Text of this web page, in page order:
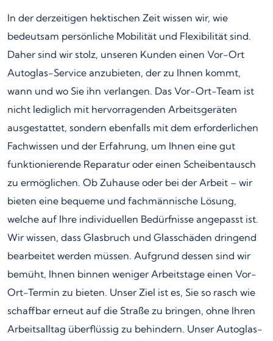
In der derzeitigen hektischen Zeit wissen wir, wie
bedeutsam persönliche Mobilität und Flexibilität sind.
Daher sind wir stolz, unseren Kunden einen Vor-Ort
Autoglas-Service anzubieten, der zu Ihnen kommt,
wann und wo Sie ihn verlangen. Das Vor-Ort-Team ist
nicht lediglich mit hervorragenden Arbeitsgeräten
ausgestattet, sondern ebenfalls mit dem erforderlichen
Fachwissen und der Erfahrung, um Ihnen eine gut
funktionierende Reparatur oder einen Scheibentausch
zu ermöglichen. Ob Zuhause oder bei der Arbeit – wir
bieten eine bequeme und fachmännische Lösung,
welche auf Ihre individuellen Bedürfnisse angepasst ist.
Wir wissen, dass Glasbruch und Glasschäden dringend
bearbeitet werden müssen. Aufgrund dessen sind wir
bemüht, Ihnen binnen weniger Arbeitstage einen Vor-
Ort-Termin zu bieten. Unser Ziel ist es, Sie so rasch wie
schaffbar erneut auf die Straße zu bringen, ohne Ihren
Arbeitsalltag überflüssig zu behindern. Unser Autoglas-